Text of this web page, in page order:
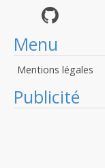
Menu
Mentions légales
Publicité